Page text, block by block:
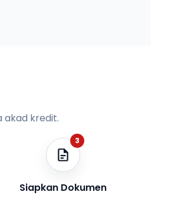
akad kredit.
3
Siapkan Dokumen